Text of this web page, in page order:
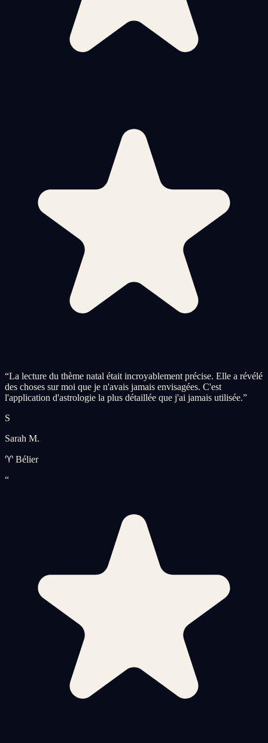
“La lecture du thème natal était incroyablement précise. Elle a révélé
des choses sur moi que je n'avais jamais envisagées. C'est
l'application d'astrologie la plus détaillée que j'ai jamais utilisée.”
S
Sarah M.
♈ Bélier
“